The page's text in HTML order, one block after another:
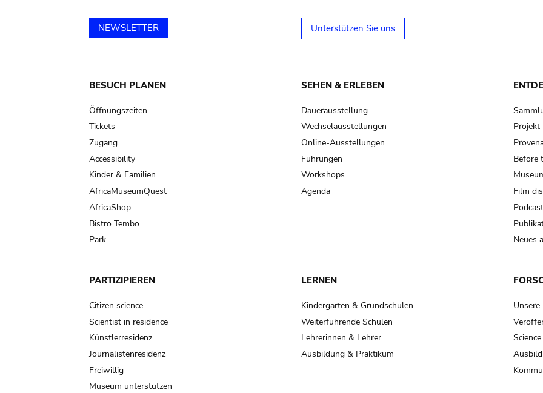
NEWSLETTER Unterstützen Sie uns
Main
navigation
BESUCH PLANEN
Öffnungszeiten
Tickets
Zugang
Accessibility
Kinder & Familien
AfricaMuseumQuest
AfricaShop
Bistro Tembo
Park
SEHEN & ERLEBEN
Dauerausstellung
Wechselausstellungen
Online-Ausstellungen
Führungen
Workshops
Agenda
Projekt
Before
Film
Neues
PARTIZIPIEREN
Citizen science
Scientist in residence
Künstlerresidenz
Journalistenresidenz
Freiwillig
Museum unterstützen
LERNEN
Kindergarten & Grundschulen
Weiterführende Schulen
Lehrerinnen & Lehrer
Ausbildung & Praktikum